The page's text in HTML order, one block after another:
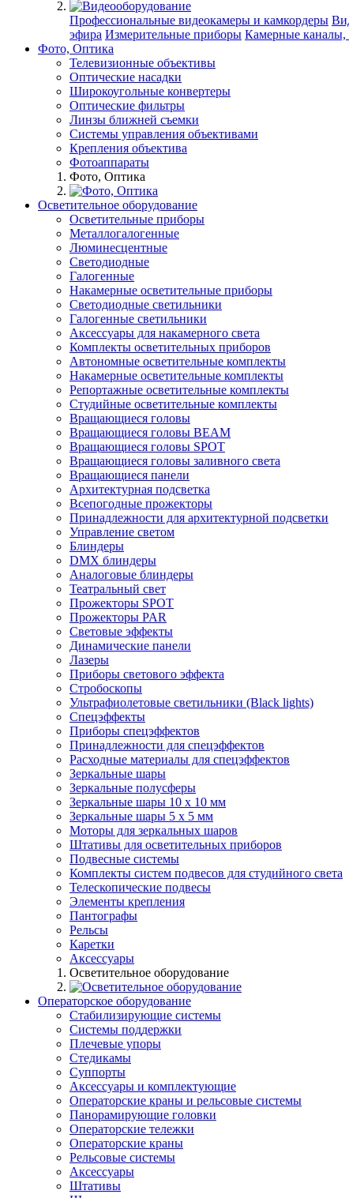
Профессиональные видеокамеры и камкордеры
эфира Измерительные приборы Камерные каналы,
Фото, Оптика
Телевизионные объективы
Оптические насадки
Широкоугольные конвертеры
Оптические фильтры
Линзы ближней съемки
Системы управления объективами
Крепления объектива
Фотоаппараты
Фото, Оптика
Осветительное оборудование
Осветительные приборы
Металлогалогенные
Люминесцентные
Светодиодные
Галогенные
Накамерные осветительные приборы
Светодиодные светильники
Галогенные светильники
Аксессуары для накамерного света
Комплекты осветительных приборов
Автономные осветительные комплекты
Накамерные осветительные комплекты
Репортажные осветительные комплекты
Студийные осветительные комплекты
Вращающиеся головы
Вращающиеся головы BEAM
Вращающиеся головы SPOT
Вращающиеся головы заливного света
Вращающиеся панели
Архитектурная подсветка
Всепогодные прожекторы
Принадлежности для архитектурной подсветки
Управление светом
Блиндеры
DMX блиндеры
Аналоговые блиндеры
Театральный свет
Прожекторы SPOT
Прожекторы PAR
Световые эффекты
Динамические панели
Лазеры
Приборы светового эффекта
Стробоскопы
Ультрафиолетовые светильники (Black lights)
Спецэффекты
Приборы спецэффектов
Принадлежности для спецэффектов
Расходные материалы для спецэффектов
Зеркальные шары
Зеркальные полусферы
Зеркальные шары 10 х 10 мм
Зеркальные шары 5 х 5 мм
Моторы для зеркальных шаров
Штативы для осветительных приборов
Подвесные системы
Комплекты систем подвесов для студийного света
Телескопические подвесы
Элементы крепления
Пантографы
Рельсы
Каретки
Аксессуары
Осветительное оборудование
Операторское оборудование
Стабилизирующие системы
Системы поддержки
Плечевые упоры
Стедикамы
Суппорты
Аксессуары и комплектующие
Операторские краны и рельсовые системы
Панорамирующие головки
Операторские тележки
Операторские краны
Рельсовые системы
Аксессуары
Штативы